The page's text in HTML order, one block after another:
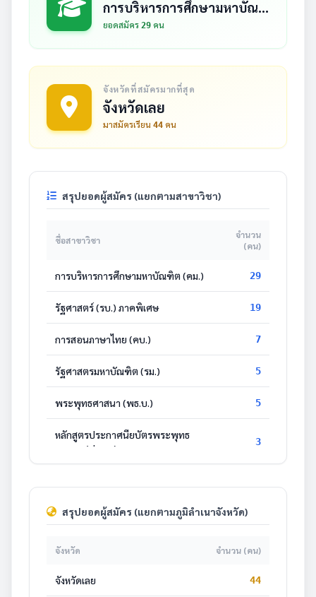
การบริหารการศึกษามหาบัณฑิต (คม.)
ยอดสมัคร 29 คน
จังหวัดที่สมัครมากที่สุด
จังหวัดเลย
มาสมัครเรียน 44 คน
สรุปยอดผู้สมัคร (แยกตามสาขาวิชา)
ชื่อสาขาวิชา
จำนวน
(คน)
การบริหารการศึกษามหาบัณฑิต (คม.) 29
รัฐศาสตร์ (รบ.) ภาคพิเศษ 19
การสอนภาษาไทย (คบ.) 7
รัฐศาสตรมหาบัณฑิต (รม.) 5
พระพุทธศาสนา (พธ.บ.) 5
หลักสูตรประกาศนียบัตรพระพุทธ
ศาสนา (ป.พศ.)
3
หลักสูตรประกาศนียบัตรการบริหาร
กิจการคณะสงฆ์ (ป.บส.)
สรุปยอดผู้สมัคร (แยกตามภูมิลำเนาจังหวัด)
จังหวัด จำนวน (คน)
จังหวัดเลย 44